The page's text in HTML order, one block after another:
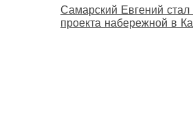
Самарский Евгений
проекта набережной в